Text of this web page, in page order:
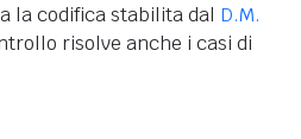
la codifica stabilita dal D.M.
risolve anche i casi di